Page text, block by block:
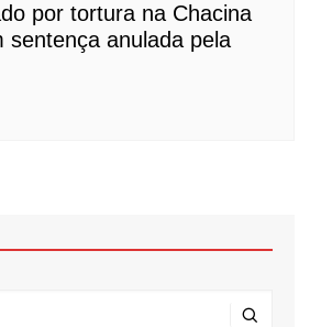
por tortura na Chacina
sentença anulada pela